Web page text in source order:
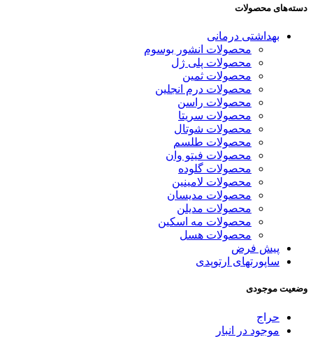
دسته‌های محصولات
بهداشتی درمانی
محصولات انشور بوسوم
محصولات پلی ژل
محصولات ثمین
محصولات درم انجلین
محصولات راسن
محصولات سریتا
محصولات شوتال
محصولات طلسم
محصولات فیتو وان
محصولات گلوده
محصولات لامینین
محصولات مدیسان
محصولات مدیلن
محصولات مه اسکین
محصولات هسل
پیش فرض
ساپورتهای ارتوپدی
وضعیت موجودی
حراج
موجود در انبار